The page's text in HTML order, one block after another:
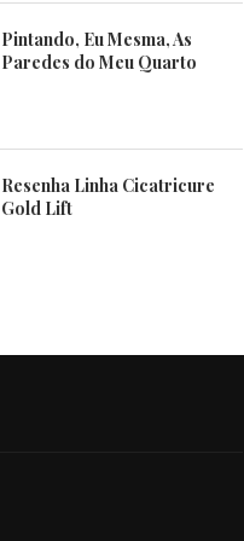
Pintando, Eu Mesma, As
Paredes do Meu Quarto
Resenha Linha Cicatricure
Gold Lift